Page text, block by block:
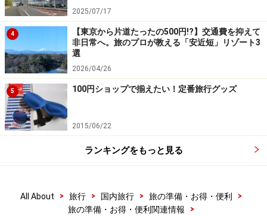
2025/07/17
4
【東京から片道たったの500円!?】交通費を抑えて
非日常へ。旅のプロが教える「安近短」リゾート3
選
2026/04/26
5 100円ショップで揃えたい！定番旅行グッズ
2015/06/22
ランキングをもっと見る
All About > 旅行 > 国内旅行 > 旅の準備・お得・便利
>
旅の準備・お得・便利関連情報
>